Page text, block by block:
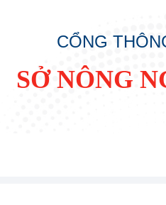
CỔNG
SỞ NÔNG